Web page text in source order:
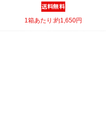
1箱あたり:約1,650円